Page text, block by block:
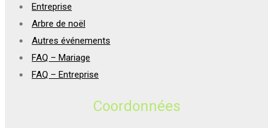
Entreprise
Arbre de noël
Autres événements
FAQ – Mariage
FAQ – Entreprise
Coordonnées